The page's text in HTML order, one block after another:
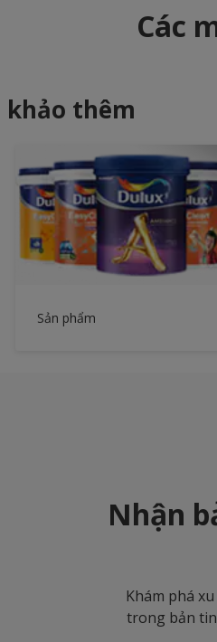
Các
khảo thêm
Sản phẩm
Nhận
Khám phá
trong bản